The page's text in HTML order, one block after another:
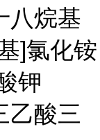
八烷基
]氯化铵
钾
乙酸三